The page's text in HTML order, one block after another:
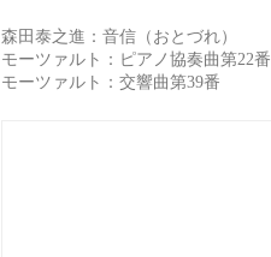
森田泰之進：音信（おとづれ）
モーツァルト：ピアノ協奏曲第22番
モーツァルト：交響曲第39番